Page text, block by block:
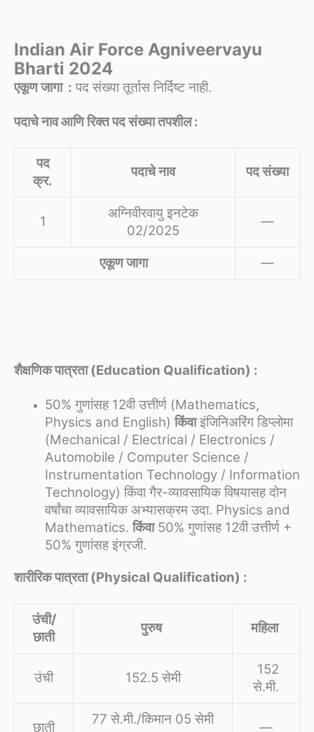
Indian Air Force Agniveervayu
Bharti 2024
एकूण जागा : पद संख्या तूर्तास निर्दिष्ट नाही.
पदाचे नाव आणि रिक्त पद संख्या तपशील :
पद
क्र.
पदाचे नाव पद संख्या
1
अग्निवीरवायु इनटेक
02/2025
—
एकूण जागा —
शैक्षणिक पात्रता (Education Qualification) :
50% गुणांसह 12वी उत्तीर्ण (Mathematics,
Physics and English) किंवाइंजिनिअरिंग डिप्लोमा
(Mechanical / Electrical / Electronics /
Automobile / Computer Science /
Instrumentation Technology / Information
Technology) किंवा गैर-व्यावसायिक विषयासह दोन
वर्षांचा व्यावसायिक अभ्यासक्रम उदा. Physics and
Mathematics. किंवा50% गुणांसह 12वी उत्तीर्ण +
50% गुणांसह इंग्रजी.
शारीरिक पात्रता (Physical Qualification) :
उंची/
छाती
पुरुष महिला
उंची 152.5 सेमी
152
से.मी.
छाती
77 से.मी./किमान 05 सेमी
—